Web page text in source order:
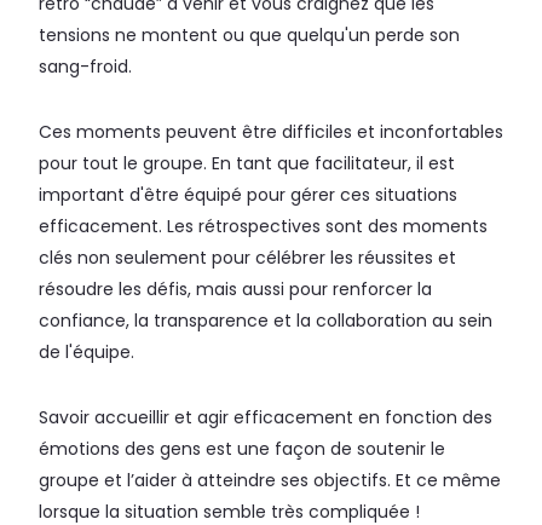
tensions ne montent ou que quelqu'un perde son
sang-froid.
Ces moments peuvent être difficiles et inconfortables
pour tout le groupe. En tant que facilitateur, il est
important d'être équipé pour gérer ces situations
efficacement. Les rétrospectives sont des moments
clés non seulement pour célébrer les réussites et
résoudre les défis, mais aussi pour renforcer la
confiance, la transparence et la collaboration au sein
de l'équipe.
Savoir accueillir et agir efficacement en fonction des
émotions des gens est une façon de soutenir le
groupe et l’aider à atteindre ses objectifs. Et ce même
lorsque la situation semble très compliquée !